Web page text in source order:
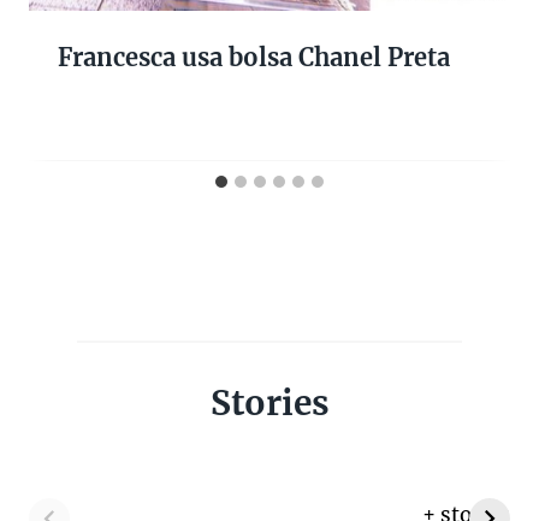
Francesca usa bolsa Chanel Preta
Stories
+ stories